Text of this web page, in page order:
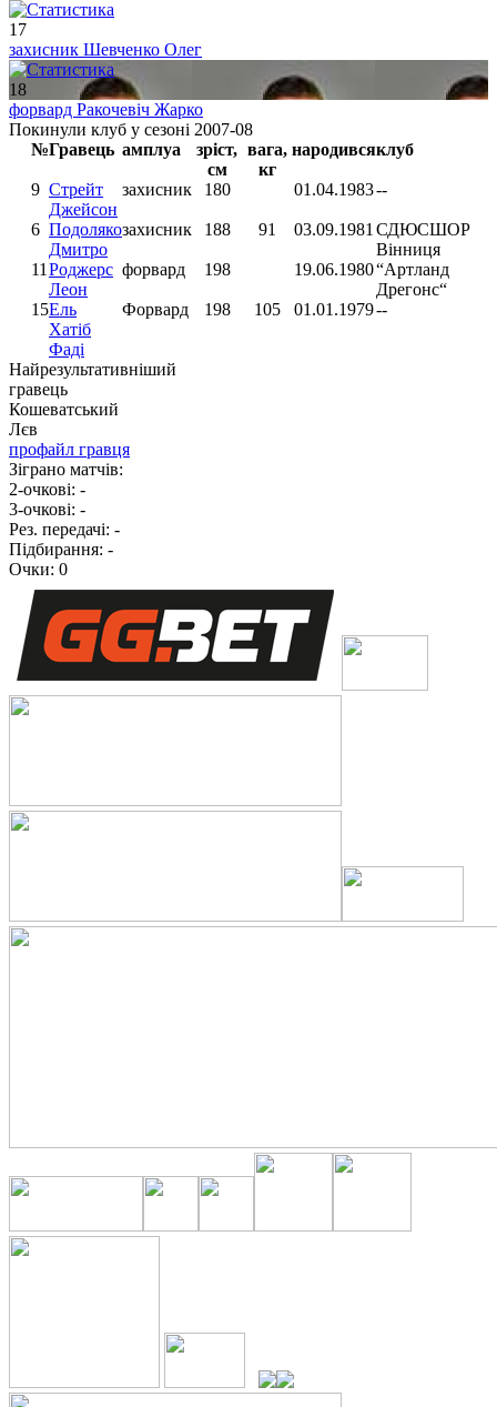
17
захисник Шевченко Олег
18
форвард Ракочевіч Жарко
Покинули клуб у сезоні 2007-08
№Гравець амплуа
зріст,
см
вага,
кг
народивсяклуб
9 Стрейт
Джейсон
захисник 180 01.04.1983--
6 Подоляко
Дмитро
захисник 188 91 03.09.1981 СДЮCШОР
Вiнниця
11 Роджерс
Леон
форвард 198 19.06.1980“Артланд
Дрeгонс“
15Ель
Хатіб
Фаді
Форвард 198 105 01.01.1979--
Найрезультативніший
гравець
Кошеватський
Лєв
профайл гравця
Зіграно матчів:
2-очкові: -
3-очкові: -
Рез. передачі: -
Підбирання: -
Очки: 0